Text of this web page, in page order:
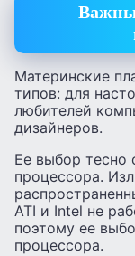
Материнские
типов: для
любителей
дизайнеров.
Ее выбор тесно
процессора.
ATI и Intel не
поэтому ее
процессора.